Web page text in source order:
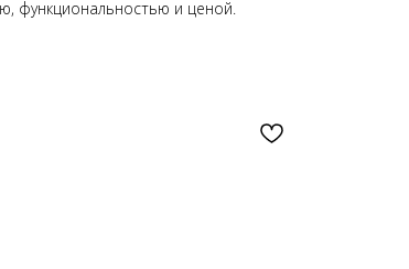
функциональностью и ценой.